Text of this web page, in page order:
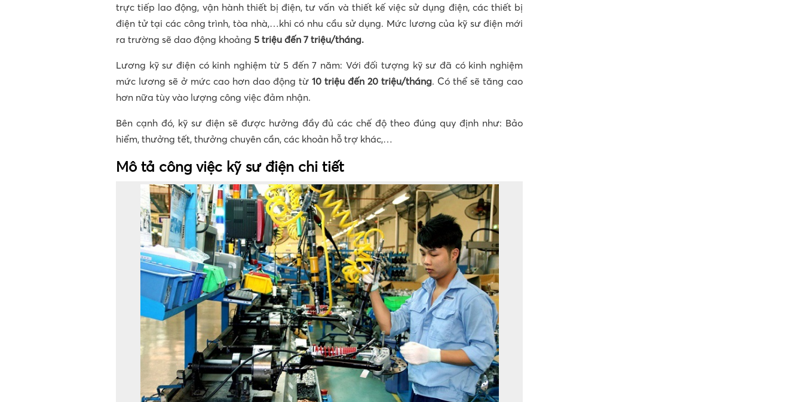
trực tiếp lao động, vận hành thiết bị điện, tư vấn và thiết kế việc sử dụng điện, các thiết bị
điện tử tại các công trình, tòa nhà,…khi có nhu cầu sử dụng. Mức lương của kỹ sư điện mới
ra trường sẽ dao động khoảng 5 triệu đến 7 triệu/tháng.
Lương kỹ sư điện có kinh nghiệm từ 5 đến 7 năm: Với đối tượng kỹ sư đã có kinh nghiệm
mức lương sẽ ở mức cao hơn dao động từ 10 triệu đến 20 triệu/tháng. Có thể sẽ tăng cao
hơn nữa tùy vào lượng công việc đảm nhận.
Bên cạnh đó, kỹ sư điện sẽ được hưởng đầy đủ các chế độ theo đúng quy định như: Bảo
hiểm, thưởng tết, thưởng chuyên cần, các khoản hỗ trợ khác,…
Mô tả công việc kỹ sư điện chi tiết